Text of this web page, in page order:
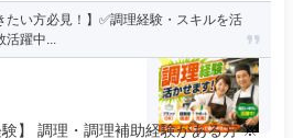
たい方必見！】✅調理経験・スキルを活
活躍中...
】 調理・調理補助経験がある方 ※